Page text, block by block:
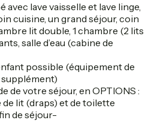
avec lave vaisselle et lave linge,
cuisine, un grand séjour, coin
lit double, 1 chambre (2 lits
salle d’eau (cabine de
possible (équipement de
supplément)
de votre séjour, en OPTIONS :
de lit (draps) et de toilette
de séjour-